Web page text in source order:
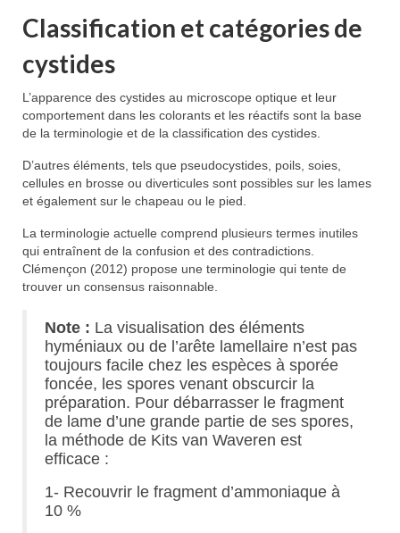
Classification et catégories de
cystides
L’apparence des cystides au microscope optique et leur
comportement dans les colorants et les réactifs sont la base
de la terminologie et de la classification des cystides.
D’autres éléments, tels que pseudocystides, poils, soies,
cellules en brosse ou diverticules sont possibles sur les lames
et également sur le chapeau ou le pied.
La terminologie actuelle comprend plusieurs termes inutiles
qui entraînent de la confusion et des contradictions.
Clémençon (2012) propose une terminologie qui tente de
trouver un consensus raisonnable.
Note : La visualisation des éléments
hyméniaux ou de l’arête lamellaire n’est pas
toujours facile chez les espèces à sporée
foncée, les spores venant obscurcir la
préparation. Pour débarrasser le fragment
de lame d’une grande partie de ses spores,
la méthode de Kits van Waveren est
efficace :
1- Recouvrir le fragment d’ammoniaque à
10 %